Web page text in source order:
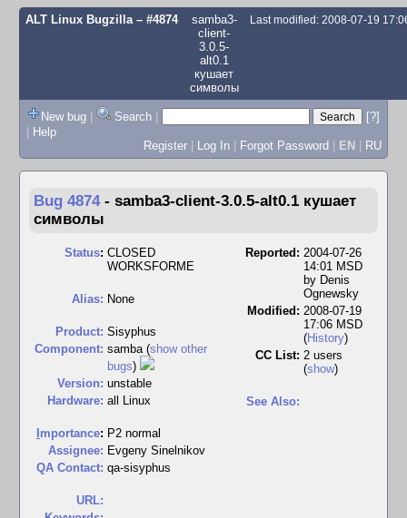
ALT Linux Bugzilla– #4874
samba3-
client-
3.0.5-
alt0.1
кушает
символы
Last modified: 2008-07-19
New bug | Search |
[?]
| Help
Register | Log In | Forgot Password | EN | RU
Bug 4874 - samba3-client-3.0.5-alt0.1 кушает
символы
Status: CLOSED
WORKSFORME
Alias: None
Product: Sisyphus
Component: samba (show other
bugs)
Version: unstable
Hardware: all Linux
mportance: P2 normal
Assignee: Evgeny Sinelnikov
QA Contact: qa-sisyphus
URL:
Reported: 2004-07-26
14:01 MSD
by Denis
Ognewsky
Modified: 2008-07-19
17:06 MSD
(History)
CC List: 2 users
(show)
See Also: